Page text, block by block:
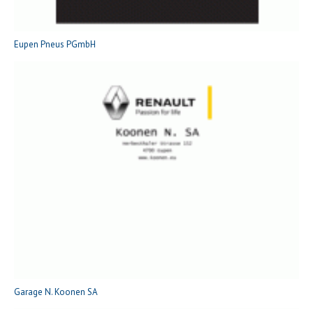
Eupen Pneus PGmbH
Garage N. Koonen SA